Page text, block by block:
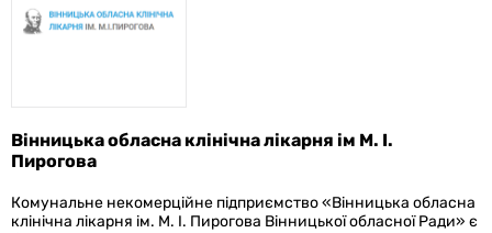
Вінницька обласна клінічна лікарня ім М. І.
Пирогова
Комунальне некомерційне підприємство «Вінницька обласна
клінічна лікарня ім. М. І. Пирогова Вінницької обласної Ради» є